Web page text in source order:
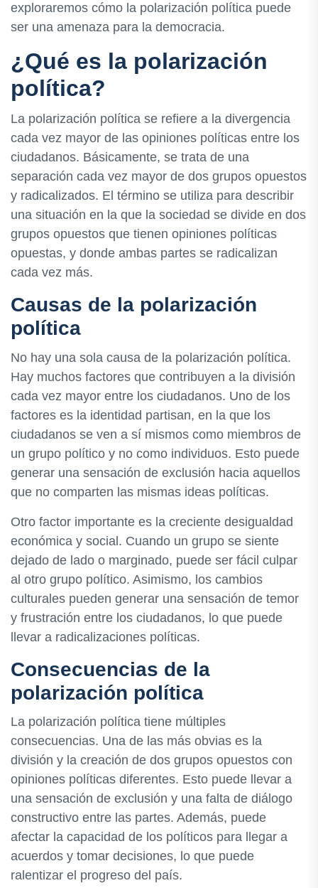
exploraremos cómo la polarización política puede
ser una amenaza para la democracia.
¿Qué es la polarización
política?
La polarización política se refiere a la divergencia
cada vez mayor de las opiniones políticas entre los
ciudadanos. Básicamente, se trata de una
separación cada vez mayor de dos grupos opuestos
y radicalizados. El término se utiliza para describir
una situación en la que la sociedad se divide en dos
grupos opuestos que tienen opiniones políticas
opuestas, y donde ambas partes se radicalizan
cada vez más.
Causas de la polarización
política
No hay una sola causa de la polarización política.
Hay muchos factores que contribuyen a la división
cada vez mayor entre los ciudadanos. Uno de los
factores es la identidad partisan, en la que los
ciudadanos se ven a sí mismos como miembros de
un grupo político y no como individuos. Esto puede
generar una sensación de exclusión hacia aquellos
que no comparten las mismas ideas políticas.
Otro factor importante es la creciente desigualdad
económica y social. Cuando un grupo se siente
dejado de lado o marginado, puede ser fácil culpar
al otro grupo político. Asimismo, los cambios
culturales pueden generar una sensación de temor
y frustración entre los ciudadanos, lo que puede
llevar a radicalizaciones políticas.
Consecuencias de la
polarización política
La polarización política tiene múltiples
consecuencias. Una de las más obvias es la
división y la creación de dos grupos opuestos con
opiniones políticas diferentes. Esto puede llevar a
una sensación de exclusión y una falta de diálogo
constructivo entre las partes. Además, puede
afectar la capacidad de los políticos para llegar a
acuerdos y tomar decisiones, lo que puede
ralentizar el progreso del país.